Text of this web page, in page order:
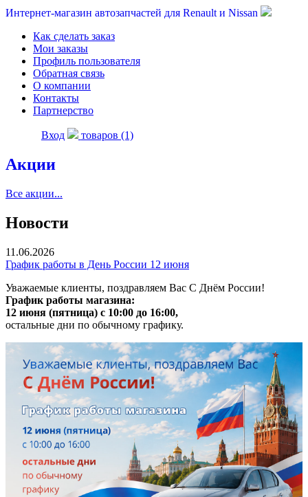
Интернет-магазин автозапчастей для Renault и Nissan
Как сделать заказ
Мои заказы
Профиль пользователя
Обратная связь
О компании
Контакты
Партнерство
Вход товаров (1)
Акции
Все акции...
Новости
11.06.2026
График работы в День России 12 июня
Уважаемые клиенты, поздравляем Вас С Днём России!
График работы магазина:
12 июня (пятница) с 10:00 до 16:00,
остальные дни по обычному графику.